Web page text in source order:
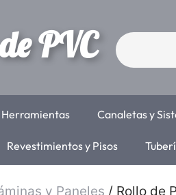
PVC
Herramientas Canaletas y
Revestimientos y Pisos
y Paneles / Rollo de